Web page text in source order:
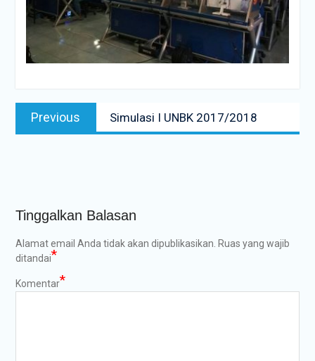
Navigasi
posPrevious
post:
Simulasi I UNBK 2017/2018
Tinggalkan Balasan
Alamat email Anda tidak akan dipublikasikan. Ruas yang wajib
ditandai*
Komentar*